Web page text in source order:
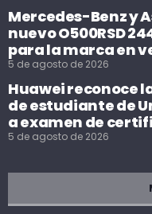
Mercedes-Benz y
nuevo O500RSD
para la marca en
5 de agosto de 2026
Huawei reconoce
de estudiante de
a examen de
5 de agosto de 2026